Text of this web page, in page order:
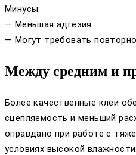
Минусы:
— Меньшая адгезия.
— Могут требовать
Между средним и
Более качественные клеи
сцепляемость и меньший
оправдано при работе с
условиях высокой влажности.